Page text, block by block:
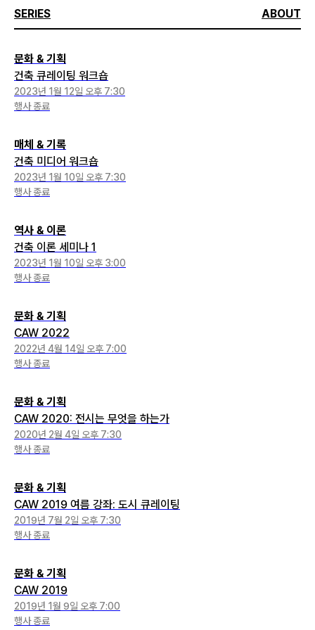
SERIES ABOUT
문화 & 기획
건축 큐레이팅 워크숍
2023년 1월 12일 오후 7:30
행사 종료
매체 & 기록
건축 미디어 워크숍
2023년 1월 10일 오후 7:30
행사 종료
역사 & 이론
건축 이론 세미나 1
2023년 1월 10일 오후 3:00
행사 종료
문화 & 기획
CAW 2022
2022년 4월 14일 오후 7:00
행사 종료
문화 & 기획
CAW 2020: 전시는 무엇을 하는가
2020년 2월 4일 오후 7:30
행사 종료
문화 & 기획
CAW 2019 여름 강좌: 도시 큐레이팅
2019년 7월 2일 오후 7:30
행사 종료
문화 & 기획
CAW 2019
2019년 1월 9일 오후 7:00
행사 종료